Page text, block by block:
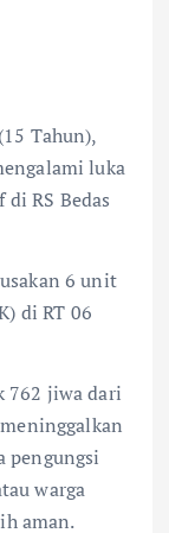
Tahun),
luka
RS Bedas
6 unit
di RT 06
762 jiwa dari
pengungsi
warga
aman.